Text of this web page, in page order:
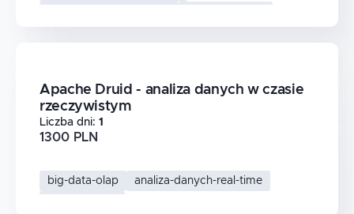
Apache Druid - analiza danych w czasie
rzeczywistym
Liczba dni: 1
1300 PLN
big-data-olap
analiza-danych-real-time